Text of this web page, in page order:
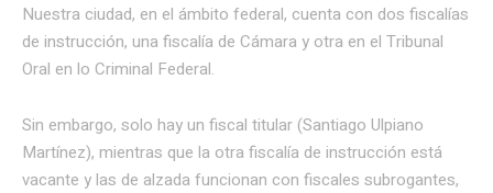
Nuestra ciudad, en el ámbito federal, cuenta con dos fiscalías
de instrucción, una fiscalía de Cámara y otra en el Tribunal
Oral en lo Criminal Federal.
Sin embargo, solo hay un fiscal titular (Santiago Ulpiano
Martínez), mientras que la otra fiscalía de instrucción está
vacante y las de alzada funcionan con fiscales subrogantes,